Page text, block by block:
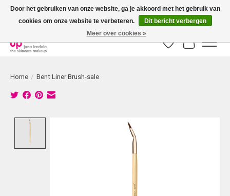
Bestellingen boven € 50,00 worden altijd gratis verzonden!
Verlanglijst
Home / Bent Liner Brush-sale
Product image slideshow Items
Door het gebruiken van onze website, ga je akkoord met het gebruik van
cookies om onze website te verbeteren.
Dit bericht verbergen
Meer over cookies »